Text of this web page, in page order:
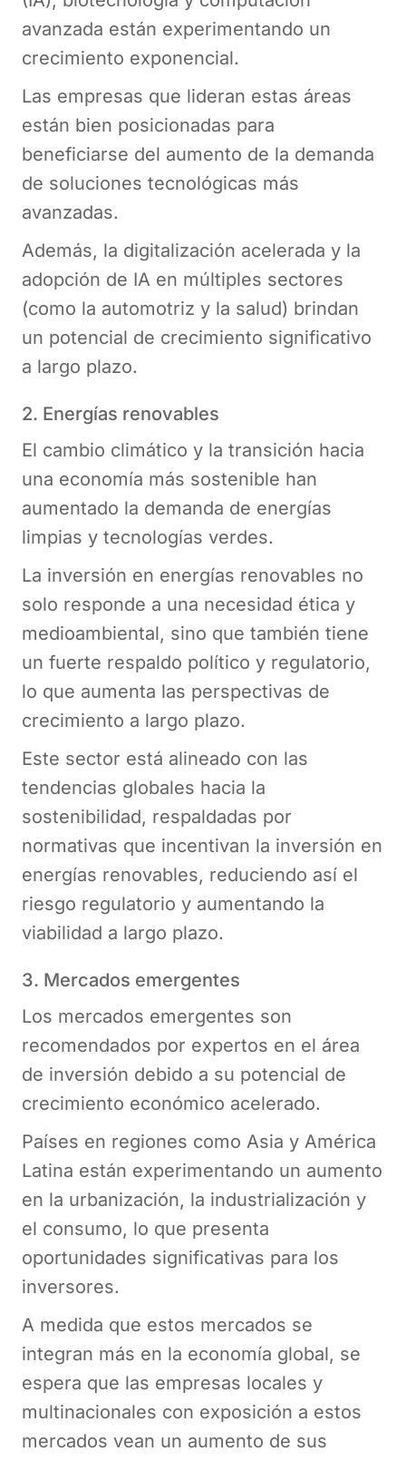
avanzada están experimentando un
crecimiento exponencial.
Las empresas que lideran estas áreas
están bien posicionadas para
beneficiarse del aumento de la demanda
de soluciones tecnológicas más
avanzadas.
Además, la digitalización acelerada y la
adopción de IA en múltiples sectores
(como la automotriz y la salud) brindan
un potencial de crecimiento significativo
a largo plazo​.
2. Energías renovables
El cambio climático y la transición hacia
una economía más sostenible han
aumentado la demanda de energías
limpias y tecnologías verdes.
La inversión en energías renovables no
solo responde a una necesidad ética y
medioambiental, sino que también tiene
un fuerte respaldo político y regulatorio,
lo que aumenta las perspectivas de
crecimiento a largo plazo​.
Este sector está alineado con las
tendencias globales hacia la
sostenibilidad, respaldadas por
normativas que incentivan la inversión en
energías renovables, reduciendo así el
riesgo regulatorio y aumentando la
viabilidad a largo plazo.
3. Mercados emergentes
Los mercados emergentes son
recomendados por expertos en el área
de inversión debido a su potencial de
crecimiento económico acelerado.
Países en regiones como Asia y América
Latina están experimentando un aumento
en la urbanización, la industrialización y
el consumo, lo que presenta
oportunidades significativas para los
inversores.
A medida que estos mercados se
integran más en la economía global, se
espera que las empresas locales y
multinacionales con exposición a estos
mercados vean un aumento de sus